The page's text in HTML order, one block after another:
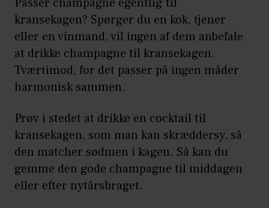
kransekagen? Spørger du en kok, tjener
eller en vinmand, vil ingen af dem anbefale
at drikke champagne til kransekagen.
Tværtimod, for det passer på ingen måder
harmonisk sammen.
Prøv i stedet at drikke en cocktail til
kransekagen, som man kan skræddersy, så
den matcher sødmen i kagen. Så kan du
gemme den gode champagne til middagen
eller efter nytårsbraget.